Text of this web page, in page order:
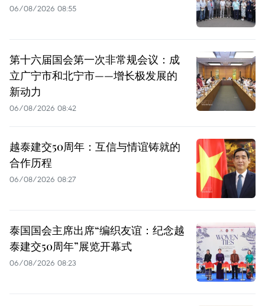
06/08/2026 08:55
第十六届国会第一次非常规会议：成
立广宁市和北宁市——增长极发展的
新动力
06/08/2026 08:42
越泰建交50周年：互信与情谊铸就的
合作历程
06/08/2026 08:27
泰国国会主席出席“编织友谊：纪念越
泰建交50周年”展览开幕式
06/08/2026 08:23